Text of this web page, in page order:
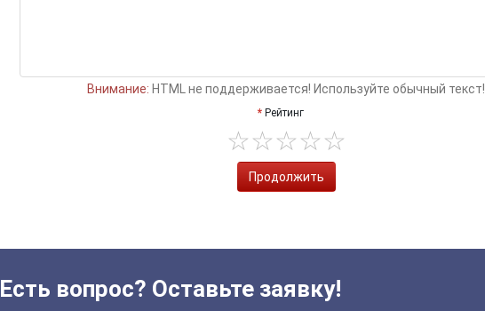
Внимание: HTML не поддерживается! Используйте обычный текст!
Рейтинг
Продолжить
Есть вопрос? Оставьте заявку!